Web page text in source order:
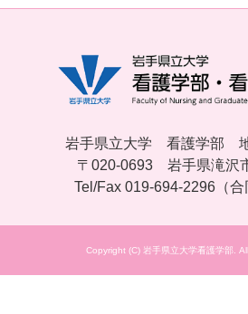
岩手県立大学 看護学部
〒020-0693 岩手県滝沢
Tel/Fax 019-694-2296（合
Copyright (C) 岩手県立大学看護学部.